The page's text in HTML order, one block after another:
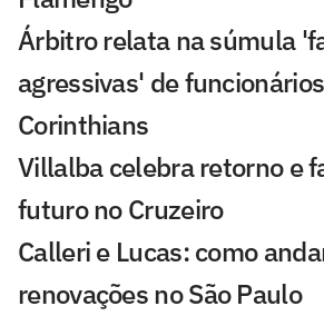
Árbitro relata na súmula
agressivas' de
Corinthians
Villalba celebra retorno e
futuro no Cruzeiro
Calleri e Lucas: como
renovações no São Paulo